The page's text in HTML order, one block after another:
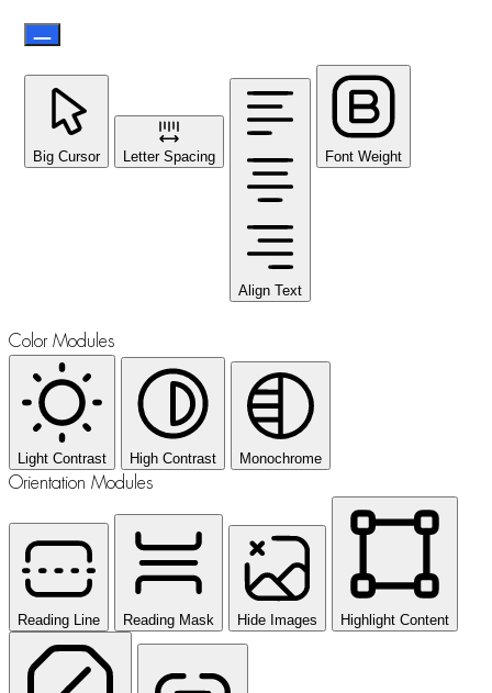
Big Cursor Letter Spacing
Align Text
Font Weight
Color Modules
Light Contrast High Contrast Monochrome
Orientation Modules
Reading Line Reading Mask Hide Images Highlight Content